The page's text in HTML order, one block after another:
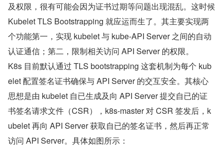
及权限，很有可能会因为证书过期等问题出现混乱。这时候
Kubelet TLS Bootstrapping 就应运而生了。其主要实现两
个功能第一，实现 kubelet 与 kube-API Server 之间的自动
认证通信；第二，限制相关访问 API Server 的权限。
K8s 目前默认通过 TLS bootstrapping 这套机制为每个 kub
elet 配置签名证书确保与 API Server 的交互安全。其核心
思想是由 kubelet 自已生成及向 API Server 提交自已的证
书签名请求文件（CSR），k8s-master 对 CSR 签发后，k
ubelet 再向 API Server 获取自已的签名证书，然后再正常
访问 API Server。具体如图所示：